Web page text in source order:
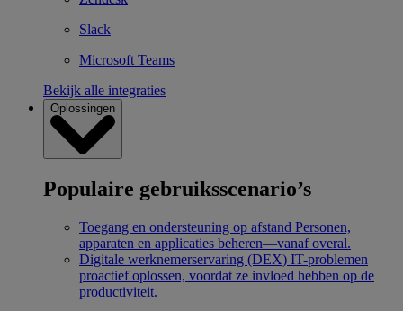
Slack
Microsoft Teams
Bekijk alle integraties
Oplossingen
Populaire gebruiksscenario’s
Toegang en ondersteuning op afstand Personen,
apparaten en applicaties beheren—vanaf overal.
Digitale werknemerservaring (DEX) IT-problemen
proactief oplossen, voordat ze invloed hebben op de
productiviteit.